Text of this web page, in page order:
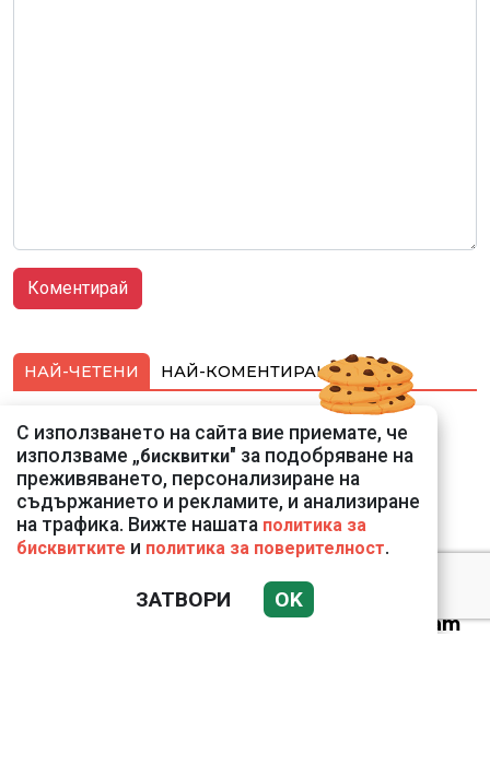
НАЙ-ЧЕТЕНИ НАЙ-КОМЕНТИРАНИ
Подводни кадри от
Корфу разкриха
тревожна картина
Веригите пробутват
С използването на сайта вие приемате, че
използваме „бисквитки" за подобряване на
преживяването, персонализиране на
съдържанието и рекламите, и анализиране
на трафика. Вижте нашата политика за
бисквитките и политика за поверителност.
ЗАТВОРИ OK